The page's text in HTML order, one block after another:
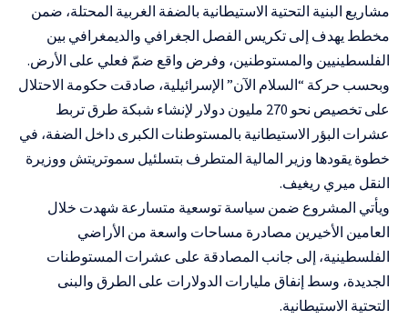
مشاريع البنية التحتية الاستيطانية بالضفة الغربية المحتلة، ضمن
مخطط يهدف إلى تكريس الفصل الجغرافي والديمغرافي بين
الفلسطينيين والمستوطنين، وفرض واقع ضمّ فعلي على الأرض.
وبحسب حركة “السلام الآن” الإسرائيلية، صادقت حكومة الاحتلال
على تخصيص نحو 270 مليون دولار لإنشاء شبكة طرق تربط
عشرات البؤر الاستيطانية بالمستوطنات الكبرى داخل الضفة، في
خطوة يقودها وزير المالية المتطرف بتسلئيل سموتريتش ووزيرة
النقل ميري ريغيف.
ويأتي المشروع ضمن سياسة توسعية متسارعة شهدت خلال
العامين الأخيرين مصادرة مساحات واسعة من الأراضي
الفلسطينية، إلى جانب المصادقة على عشرات المستوطنات
الجديدة، وسط إنفاق مليارات الدولارات على الطرق والبنى
التحتية الاستيطانية.